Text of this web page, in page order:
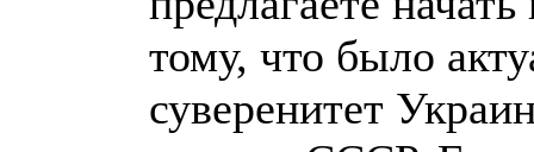
тому, что было
суверенитет